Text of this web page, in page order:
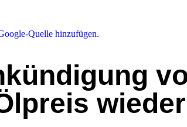
Quelle hinzufügen.
wieder